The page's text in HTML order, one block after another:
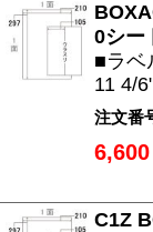
0シー
■ラベ
11 4/
注文番
6,600
C1Z